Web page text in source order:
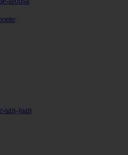
san-juan